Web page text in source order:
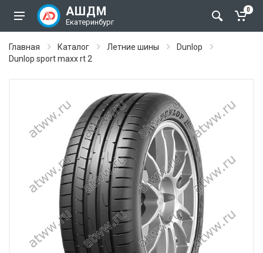
АШДМ
Екатеринбург
0
Главная Каталог Летние шины
Dunlop
Dunlop sport maxx rt 2